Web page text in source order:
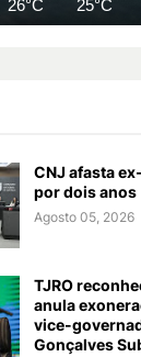
26°C 25°C
CNJ afasta
por dois anos
Agosto 05, 2026
TJRO
anula
vice-
Gonçalves